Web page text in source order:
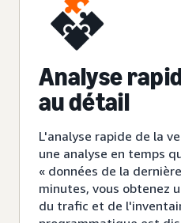
Analyse
au détail
L'analyse rapide de la
une analyse en temps
« données de la
minutes, vous obtenez
du trafic et de